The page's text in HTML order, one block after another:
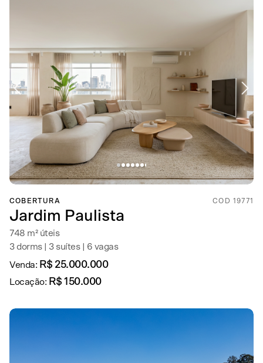
COBERTURA COD 19771
Jardim Paulista
748 m² úteis
3 dorms | 3 suítes | 6 vagas
Venda: R$ 25.000.000
Locação: R$ 150.000